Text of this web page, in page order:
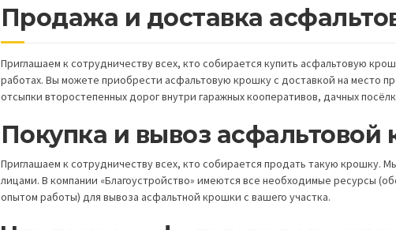
Продажа и доставка
Приглашаем к сотрудничеству всех, кто собирается купить асфальтовую
работах. Вы можете приобрести асфальтовую крошку с доставкой на место
отсыпки второстепенных дорог внутри гаражных кооперативов, дачных
Покупка и вывоз асфальтовой
Приглашаем к сотрудничеству всех, кто собирается продать такую крошку.
лицами. В компании «Благоустройство» имеются все необходимые ресурсы
опытом работы) для вывоза асфальтной крошки с вашего участка.